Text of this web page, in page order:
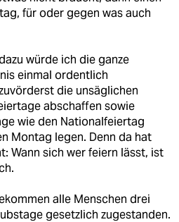
für oder gegen was auch
würde ich die ganze
einmal ordentlich
die unsäglichen
abschaffen sowie
wie den Nationalfeiertag
Montag legen. Denn da hat
Wann sich wer feiern lässt, ist
alle Menschen drei
gesetzlich zugestanden.